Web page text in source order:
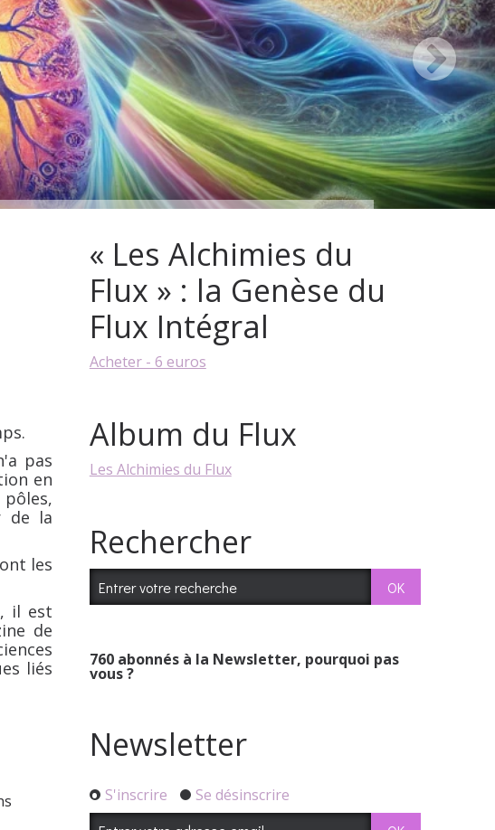
pas
en
de la
les
il est
de
liés
« Les Alchimies du
Flux » : la Genèse du
Flux Intégral
Acheter - 6 euros
Album du Flux
Les Alchimies du Flux
Rechercher
760abonnés à la Newsletter, pourquoi pas
vous ?
Newsletter
S'inscrire Se désinscrire